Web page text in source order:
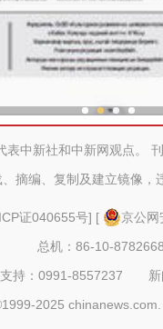
表中新社和中新网观点。
摘编、复制及建立镜像，
证040655号] [
京公
总机：86-10-
持：0991-8557237
2025